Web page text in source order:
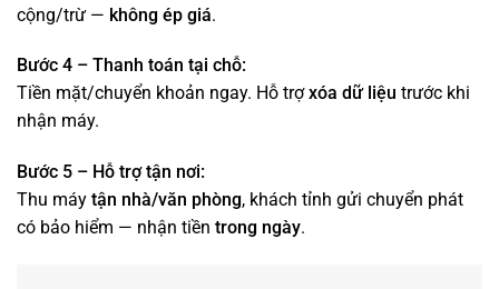
cộng/trừ — không ép giá.
Bước 4 – Thanh toán tại chỗ:
Tiền mặt/chuyển khoản ngay. Hỗ trợxóa dữ liệu trước khi
nhận máy.
Bước 5 – Hỗ trợ tận nơi:
Thu máy tận nhà/văn phòng, khách tỉnh gửi chuyển phát
có bảo hiểm — nhận tiền trong ngày.